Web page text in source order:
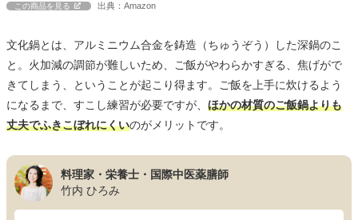
この商品を見る 出典：Amazon
文化鍋とは、アルミニウム合金を鋳造（ちゅうぞう）した深鍋のこ
と。火加減の調節が難しいため、ご飯がやわらかすぎる、焦げがで
きてしまう、ということが起こり得ます。ご飯を上手に炊けるよう
になるまで、すこし練習が必要ですが、 ほかの材質のご飯鍋よりも
丈夫でふきこぼれにくいのがメリットです。
料理家・栄養士・国際中医薬膳師
竹内 ひろみ